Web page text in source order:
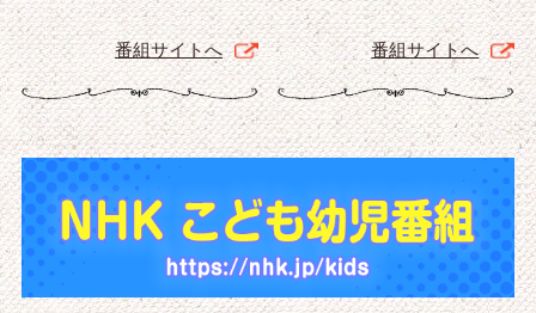
番組サイトへ 番組サイトへ